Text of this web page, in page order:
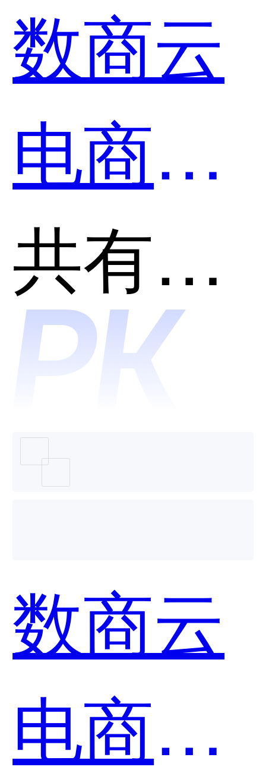
和数商
云电商
系统哪
个好
数商云
电商系
统和金
优哪个
好用？
共有分类：全场景商城系统
数商云
电商系